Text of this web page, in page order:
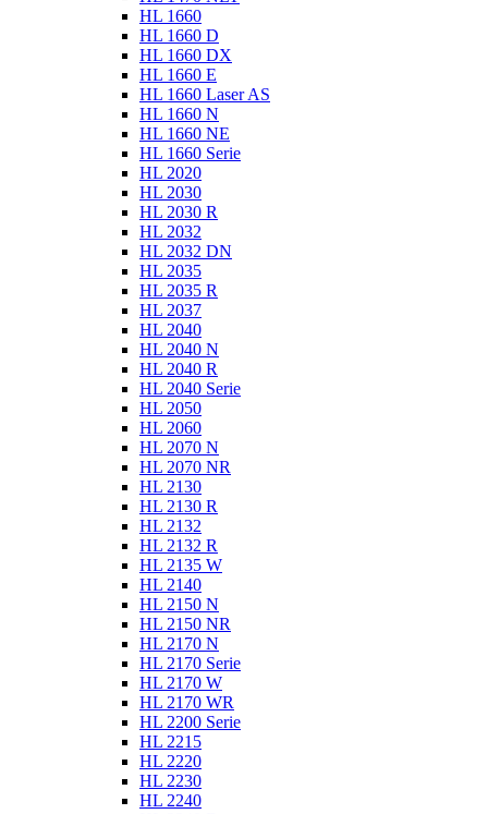
HL 1660
HL 1660 D
HL 1660 DX
HL 1660 E
HL 1660 Laser AS
HL 1660 N
HL 1660 NE
HL 1660 Serie
HL 2020
HL 2030
HL 2030 R
HL 2032
HL 2032 DN
HL 2035
HL 2035 R
HL 2037
HL 2040
HL 2040 N
HL 2040 R
HL 2040 Serie
HL 2050
HL 2060
HL 2070 N
HL 2070 NR
HL 2130
HL 2130 R
HL 2132
HL 2132 R
HL 2135 W
HL 2140
HL 2150 N
HL 2150 NR
HL 2170 N
HL 2170 Serie
HL 2170 W
HL 2170 WR
HL 2200 Serie
HL 2215
HL 2220
HL 2230
HL 2240